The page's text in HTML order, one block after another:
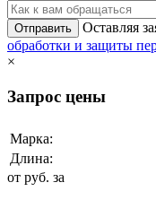
Отправить Оставляя
обработки и защиты
×
Запрос цены
Марка:
Длина:
от руб. за